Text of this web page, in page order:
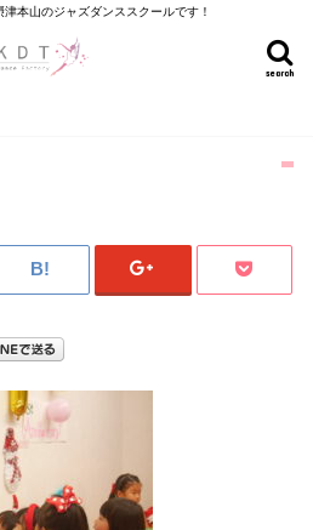
本山のジャズダンススクールです！
search